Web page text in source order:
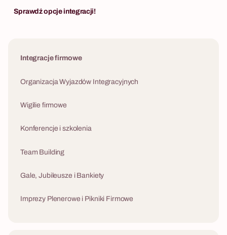
Sprawdź opcje integracji!
Integracje firmowe
Organizacja Wyjazdów Integracyjnych
Wigilie firmowe
Konferencje i szkolenia
Team Building
Gale, Jubileusze i Bankiety
Imprezy Plenerowe i Pikniki Firmowe